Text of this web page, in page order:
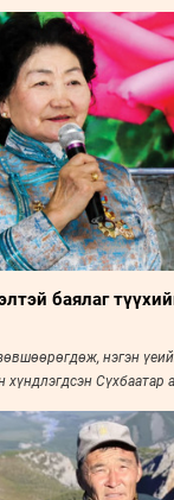
баялаг
нэгэн
хүндлэгдсэн
тойрог”
хүний ярианаас
нэгэн үе ихэд